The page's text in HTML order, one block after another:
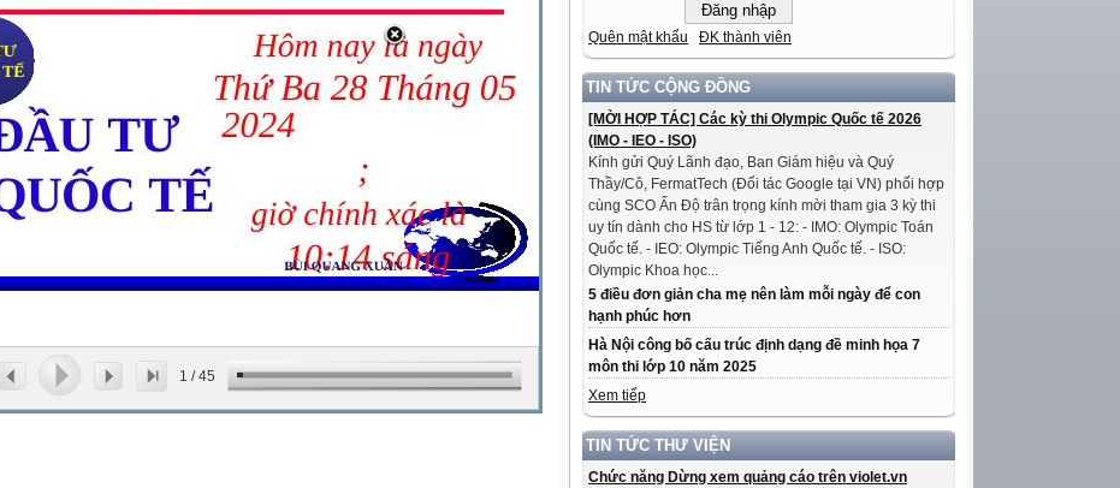
Quên mật khẩu ĐK thành viên
TIN TỨC CỘNG ĐỒNG
[MỜI HỢP TÁC] Các kỳ thi Olympic Quốc tế 2026
(IMO - IEO - ISO)
Kính gửi Quý Lãnh đạo, Ban Giám hiệu và Quý
Thầy/Cô, FermatTech (Đối tác Google tại VN) phối hợp
cùng SCO Ấn Độ trân trọng kính mời tham gia 3 kỳ thi
uy tín dành cho HS từ lớp 1 - 12: - IMO: Olympic Toán
Quốc tế. - IEO: Olympic Tiếng Anh Quốc tế. - ISO:
Olympic Khoa học...
5 điều đơn giản cha mẹ nên làm mỗi ngày để con
hạnh phúc hơn
Hà Nội công bố cấu trúc định dạng đề minh họa 7
môn thi lớp 10 năm 2025
Xem tiếp
TIN TỨC THƯ VIỆN
Chức năng Dừng xem quảng cáo trên violet.vn
1 /45